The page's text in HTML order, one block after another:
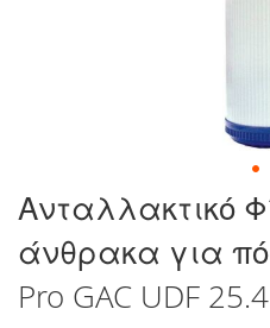
Μετάβαση
στην
αρχή
της
συλλογής
εικόνων
Ανταλλακτικό
άνθρακα για
Pro GAC UDF